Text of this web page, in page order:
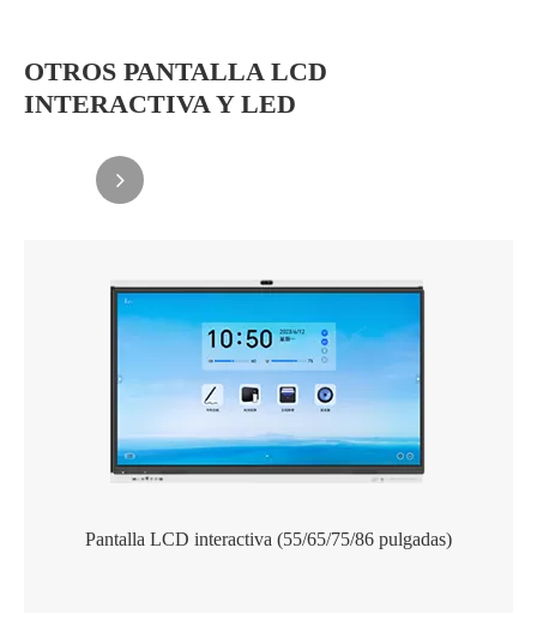
OTROS PANTALLA LCD
INTERACTIVA Y LED
Pantalla LCD interactiva (55/65/75/86 pulgadas)